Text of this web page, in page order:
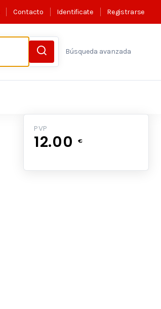
Contacto Identificate Registrarse
Búsqueda avanzada
PVP
12.00 €